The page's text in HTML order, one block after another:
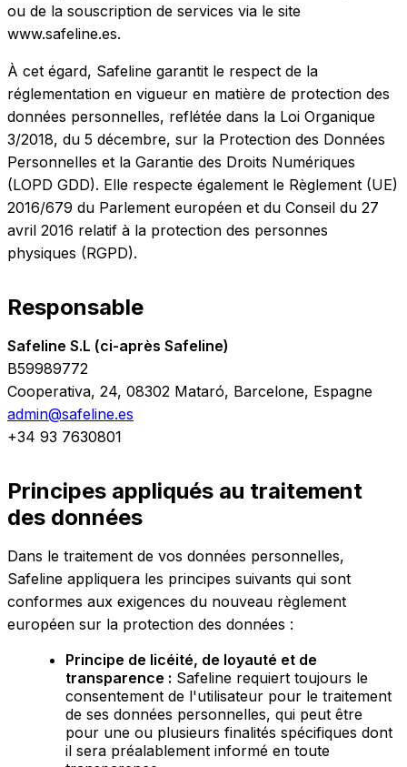
ou de la souscription de services via le site
www.safeline.es.
À cet égard, Safeline garantit le respect de la
réglementation en vigueur en matière de protection des
données personnelles, reflétée dans la Loi Organique
3/2018, du 5 décembre, sur la Protection des Données
Personnelles et la Garantie des Droits Numériques
(LOPD GDD). Elle respecte également le Règlement (UE)
2016/679 du Parlement européen et du Conseil du 27
avril 2016 relatif à la protection des personnes
physiques (RGPD).
Responsable
Safeline S.L (ci-après Safeline)
B59989772
Cooperativa, 24, 08302 Mataró, Barcelone, Espagne
admin@safeline.es
+34 93 7630801
Principes appliqués au traitement
des données
Dans le traitement de vos données personnelles,
Safeline appliquera les principes suivants qui sont
conformes aux exigences du nouveau règlement
européen sur la protection des données :
Principe de licéité, de loyauté et de
transparence : Safeline requiert toujours le
consentement de l'utilisateur pour le traitement
de ses données personnelles, qui peut être
pour une ou plusieurs finalités spécifiques dont
il sera préalablement informé en toute